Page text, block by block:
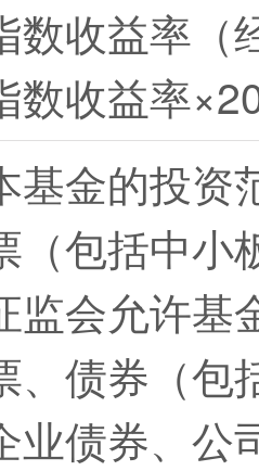
数收益率（
数收益率
基金的投资
（包括中小
监会允许基
、债券（包
业债券、公